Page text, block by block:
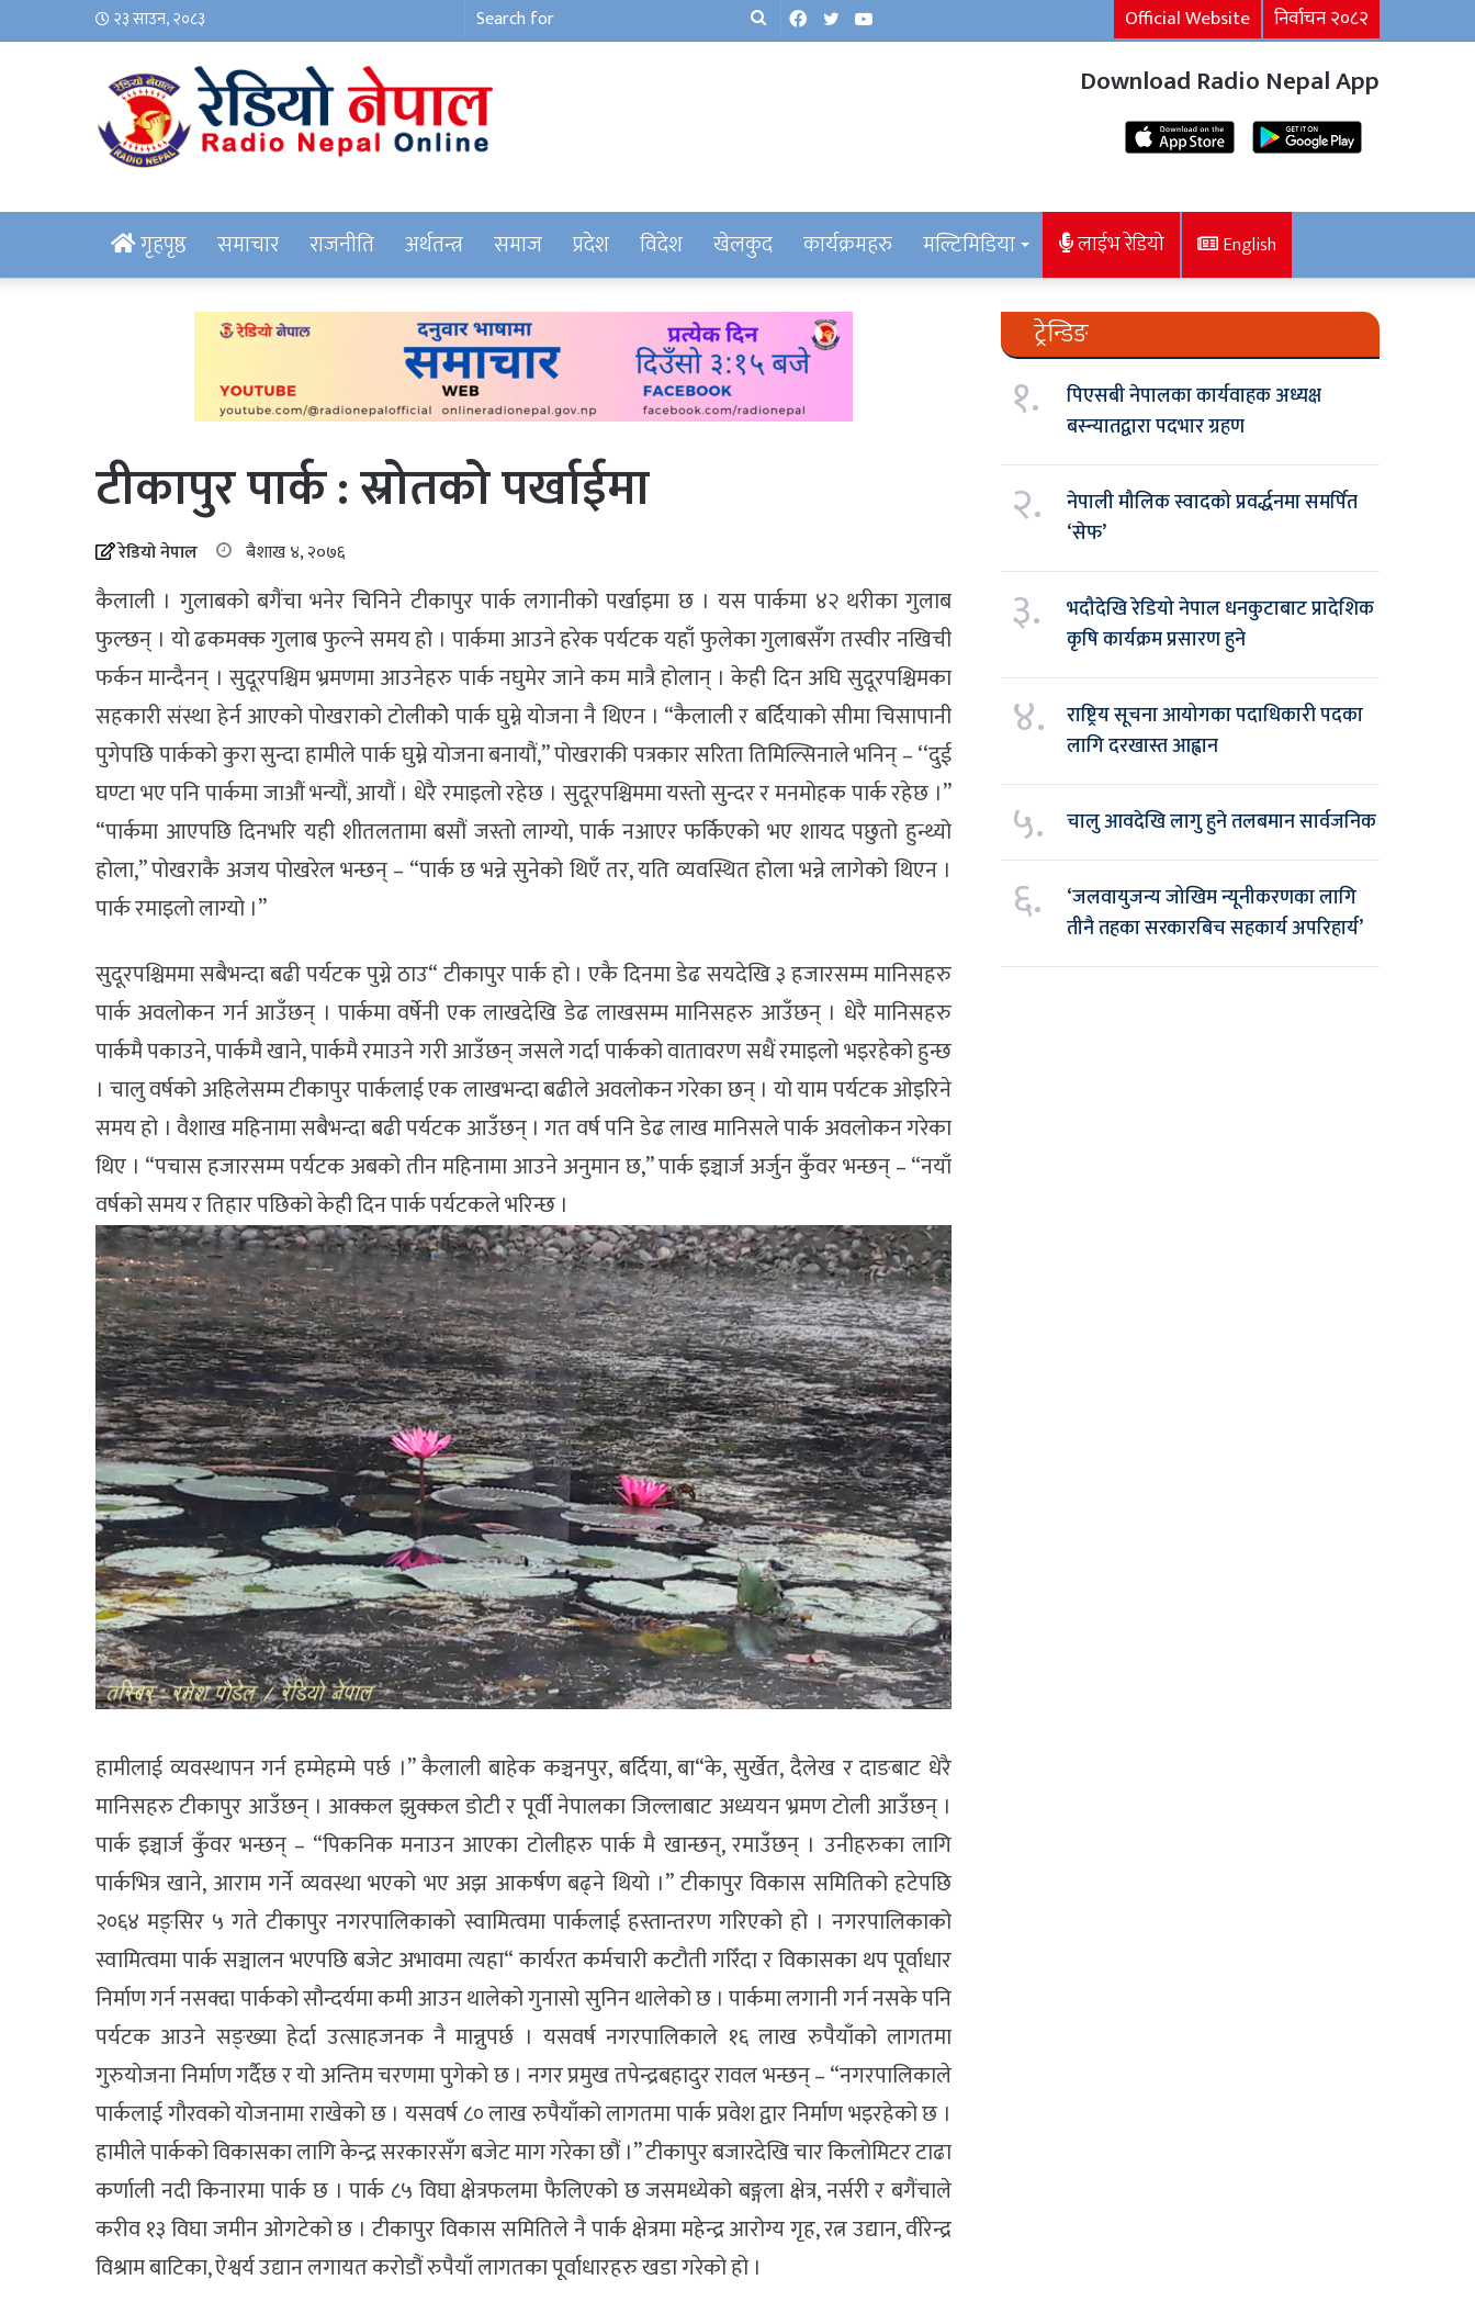
२३ साउन, २०८३
SearchFacebook
TwitterYouTube Official Website निर्वाचन २०८२
Download Radio Nepal App
गृहपृष्ठ समाचार राजनीति अर्थतन्त्र समाज प्रदेश विदेश खेलकुद कार्यक्रमहरु मल्टिमिडिया लाईभ रेडियो English
टीकापुर पार्क : स्रोतको पर्खाईमा
रेडियो नेपाल बैशाख ४, २०७६
कैलाली । गुलाबको बगैंचा भनेर चिनिने टीकापुर पार्क लगानीको पर्खाइमा छ । यस पार्कमा ४२ थरीका गुलाब
फुल्छन् । यो ढकमक्क गुलाब फुल्ने समय हो । पार्कमा आउने हरेक पर्यटक यहाँ फुलेका गुलाबसँग तस्वीर नखिची
फर्कन मान्दैनन् । सुदूरपश्चिम भ्रमणमा आउनेहरु पार्क नघुमेर जाने कम मात्रै होलान् । केही दिन अघि सुदूरपश्चिमका
सहकारी संस्था हेर्न आएको पोखराको टोलीकोे पार्क घुम्ने योजना नै थिएन । “कैलाली र बर्दियाको सीमा चिसापानी
पुगेपछि पार्कको कुरा सुन्दा हामीले पार्क घुम्ने योजना बनायौं,” पोखराकी पत्रकार सरिता तिमिल्सिनाले भनिन् – ‘‘दुई
घण्टा भए पनि पार्कमा जाऔं भन्यौं, आयौं । धेरै रमाइलो रहेछ । सुदूरपश्चिममा यस्तो सुन्दर र मनमोहक पार्क रहेछ ।’’
“पार्कमा आएपछि दिनभरि यही शीतलतामा बसौं जस्तो लाग्यो, पार्क नआएर फर्किएको भए शायद पछुतो हुन्थ्यो
होला,” पोखराकै अजय पोखरेल भन्छन् – “पार्क छ भन्ने सुनेको थिएँ तर, यति व्यवस्थित होला भन्ने लागेको थिएन ।
पार्क रमाइलो लाग्यो ।”
सुदूरपश्चिममा सबैभन्दा बढी पर्यटक पुग्ने ठाउ“ टीकापुर पार्क हो । एकै दिनमा डेढ सयदेखि ३ हजारसम्म मानिसहरु
पार्क अवलोकन गर्न आउँछन् । पार्कमा वर्षेनी एक लाखदेखि डेढ लाखसम्म मानिसहरु आउँछन् । धेरै मानिसहरु
पार्कमै पकाउने, पार्कमै खाने, पार्कमै रमाउने गरी आउँछन् जसले गर्दा पार्कको वातावरण सधैं रमाइलो भइरहेको हुन्छ
। चालु वर्षको अहिलेसम्म टीकापुर पार्कलाई एक लाखभन्दा बढीले अवलोकन गरेका छन् । यो याम पर्यटक ओइरिने
समय हो । वैशाख महिनामा सबैभन्दा बढी पर्यटक आउँछन् । गत वर्ष पनि डेढ लाख मानिसले पार्क अवलोकन गरेका
थिए । “पचास हजारसम्म पर्यटक अबको तीन महिनामा आउने अनुमान छ,” पार्क इञ्चार्ज अर्जुन कुँवर भन्छन् – “नयाँ
वर्षको समय र तिहार पछिको केही दिन पार्क पर्यटकले भरिन्छ ।
हामीलाई व्यवस्थापन गर्न हम्मेहम्मे पर्छ ।” कैलाली बाहेक कञ्चनपुर, बर्दिया, बा“के, सुर्खेत, दैलेख र दाङबाट धेरै
मानिसहरु टीकापुर आउँछन् । आक्कल झुक्कल डोटी र पूर्वी नेपालका जिल्लाबाट अध्ययन भ्रमण टोली आउँछन् ।
पार्क इञ्चार्ज कुँवर भन्छन् – “पिकनिक मनाउन आएका टोलीहरु पार्क मै खान्छन्, रमाउँछन् । उनीहरुका लागि
पार्कभित्र खाने, आराम गर्ने व्यवस्था भएको भए अझ आकर्षण बढ्ने थियो ।” टीकापुर विकास समितिको हटेपछि
२०६४ मङ्सिर ५ गते टीकापुर नगरपालिकाको स्वामित्वमा पार्कलाई हस्तान्तरण गरिएको हो । नगरपालिकाको
स्वामित्वमा पार्क सञ्चालन भएपछि बजेट अभावमा त्यहा“ कार्यरत कर्मचारी कटौती गरिँदा र विकासका थप पूर्वाधार
निर्माण गर्न नसक्दा पार्कको सौन्दर्यमा कमी आउन थालेको गुनासो सुनिन थालेको छ । पार्कमा लगानी गर्न नसके पनि
पर्यटक आउने सङ्ख्या हेर्दा उत्साहजनक नै मान्नुपर्छ । यसवर्ष नगरपालिकाले १६ लाख रुपैयाँको लागतमा
गुरुयोजना निर्माण गर्दैछ र यो अन्तिम चरणमा पुगेको छ । नगर प्रमुख तपेन्द्रबहादुर रावल भन्छन् – “नगरपालिकाले
पार्कलाई गौरवको योजनामा राखेको छ । यसवर्ष ८० लाख रुपैयाँको लागतमा पार्क प्रवेश द्वार निर्माण भइरहेको छ ।
हामीले पार्कको विकासका लागि केन्द्र सरकारसँग बजेट माग गरेका छौं ।” टीकापुर बजारदेखि चार किलोमिटर टाढा
कर्णाली नदी किनारमा पार्क छ । पार्क ८५ विघा क्षेत्रफलमा फैलिएको छ जसमध्येको बङ्गला क्षेत्र, नर्सरी र बगैंचाले
करीव १३ विघा जमीन ओगटेको छ । टीकापुर विकास समितिले नै पार्क क्षेत्रमा महेन्द्र आरोग्य गृह, रत्न उद्यान, वीरेन्द्र
विश्राम बाटिका, ऐश्वर्य उद्यान लगायत करोडौं रुपैयाँ लागतका पूर्वाधारहरु खडा गरेको हो ।
ट्रेन्डिङ
१.
पिएसबी नेपालका कार्यवाहक अध्यक्ष
बस्न्यातद्वारा पदभार ग्रहण
२.
नेपाली मौलिक स्वादको प्रवर्द्धनमा समर्पित
‘सेफ’
३.
भदौदेखि रेडियो नेपाल धनकुटाबाट प्रादेशिक
कृषि कार्यक्रम प्रसारण हुने
४.
राष्ट्रिय सूचना आयोगका पदाधिकारी पदका
लागि दरखास्त आह्वान
५. चालु आवदेखि लागु हुने तलबमान सार्वजनिक
६.
‘जलवायुजन्य जोखिम न्यूनीकरणका लागि
तीनै तहका सरकारबिच सहकार्य अपरिहार्य’